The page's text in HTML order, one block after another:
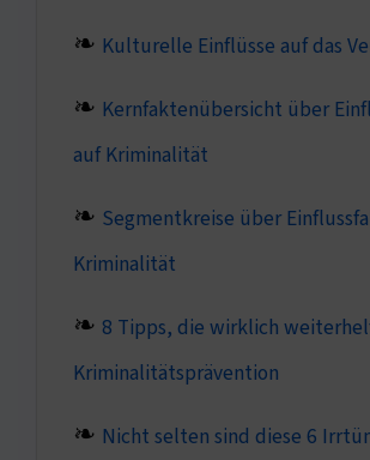
Kulturelle Einflüsse auf das
Kernfaktenübersicht über
auf Kriminalität
Segmentkreise über
Kriminalität
8 Tipps, die wirklich
Kriminalitätsprävention
Nicht selten sind diese 6